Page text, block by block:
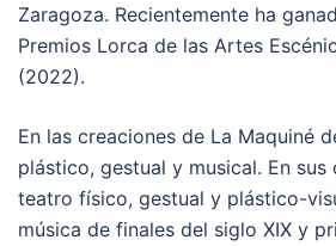
Zaragoza. Recientemente ha
Premios Lorca de las Artes
(2022).
En las creaciones de La Maquiné
plástico, gestual y musical. En sus
teatro físico, gestual y plástico-
música de finales del siglo XIX y